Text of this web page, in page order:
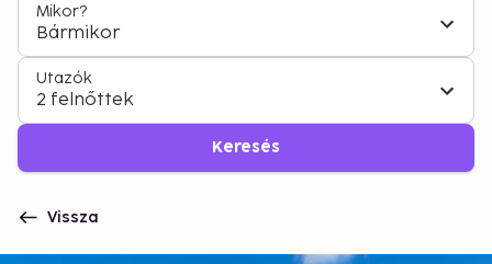
Mikor?
Bármikor
Utazók
2 felnőttek
Keresés
Vissza